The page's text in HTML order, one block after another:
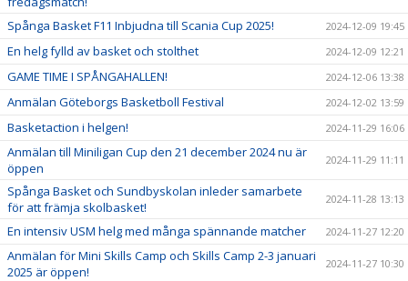
Spånga Basket F11 Inbjudna till Scania Cup 2025! 2024-12-09 19:45
En helg fylld av basket och stolthet 2024-12-09 12:21
GAME TIME I SPÅNGAHALLEN! 2024-12-06 13:38
Anmälan Göteborgs Basketboll Festival 2024-12-02 13:59
Basketaction i helgen! 2024-11-29 16:06
Anmälan till Miniligan Cup den 21 december 2024 nu är
öppen
2024-11-29 11:11
Spånga Basket och Sundbyskolan inleder samarbete
för att främja skolbasket!
2024-11-28 13:13
En intensiv USM helg med många spännande matcher 2024-11-27 12:20
Anmälan för Mini Skills Camp och Skills Camp 2-3 januari
2025 är öppen!
2024-11-27 10:30